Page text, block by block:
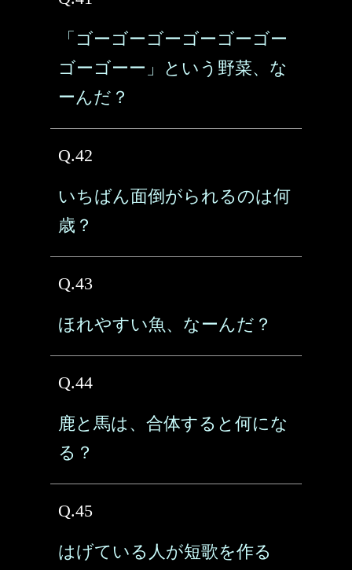
「ゴーゴーゴーゴーゴーゴー
ゴーゴーー」という野菜、な
ーんだ？
Q.42
いちばん面倒がられるのは何
歳？
Q.43
ほれやすい魚、なーんだ？
Q.44
鹿と馬は、合体すると何にな
る？
Q.45
はげている人が短歌を作る